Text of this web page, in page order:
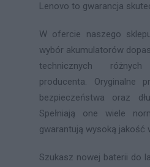
Lenovo to gwarancja
W ofercie naszego
wybór akumulatorów
technicznych
producenta. Oryginalne
bezpieczeństwa oraz
Spełniają one wiele
gwarantują wysoką jakość
Szukasz nowej baterii do